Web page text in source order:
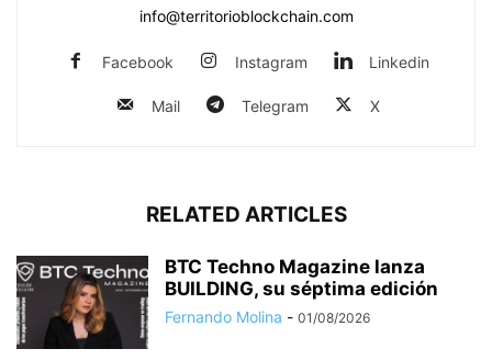
info@territorioblockchain.com
Facebook Instagram Linkedin
Mail Telegram X
RELATED ARTICLES
BTC Techno Magazine lanza
BUILDING, su séptima edición
Fernando Molina - 01/08/2026